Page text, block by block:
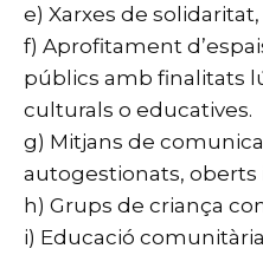
e) Xarxes de
f) Aprofitament
públics amb finalitats
culturals o educatives.
g) Mitjans de
autogestionats, oberts
h) Grups de criança
i) Educació